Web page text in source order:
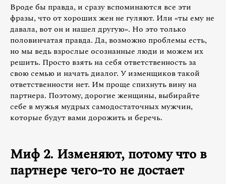
Вроде бы правда, и сразу вспоминаются все эти
фразы, что от хороших жен не гуляют. Или «ты ему не
давала, вот он и нашел другую». Но это только
половинчатая правда. Да, возможно проблемы есть,
но мы ведь взрослые осознанные люди и можем их
решить. Просто взять на себя ответственность за
свою семью и начать диалог. У изменщиков такой
ответственности нет. Им проще спихнуть вину на
партнера. Поэтому, дорогие женщины, выбирайте
себе в мужья мудрых самодостаточных мужчин,
которые будут вами дорожить и беречь.
Миф 2. Изменяют, потому что в
партнере чего-то не достает